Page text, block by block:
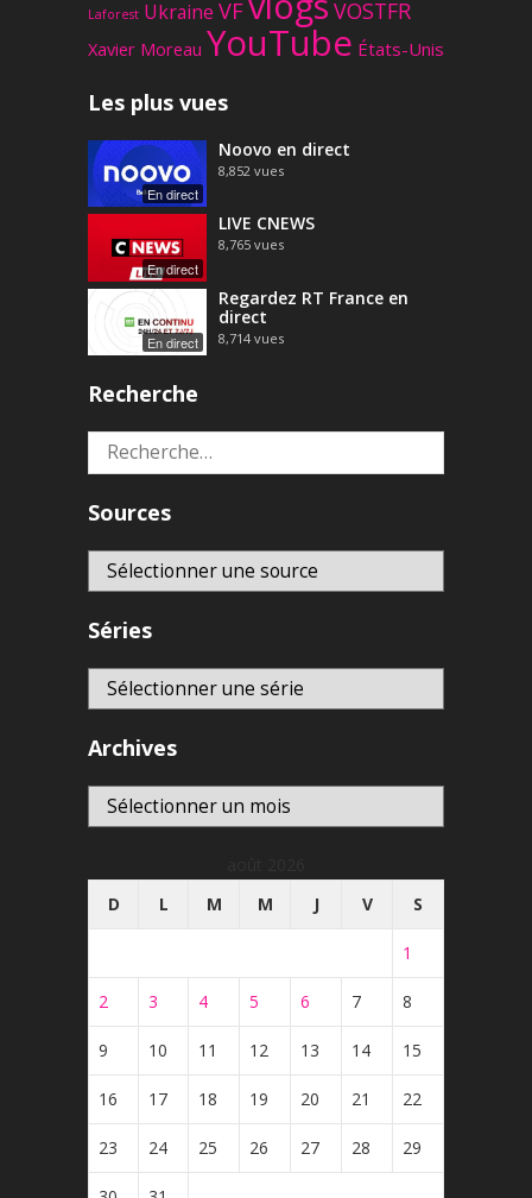
Laforest Ukraine VF VOSTFR
Xavier Moreau YouTube États-Unis
Les plus vues
En direct
Noovo en direct
8,852 vues
En direct
LIVE CNEWS
8,765 vues
En direct
Regardez RT France en
direct
8,714 vues
Recherche
Rechercher :
Sources
Séries
Archives
Archives
D
L M M J V S
1
2 3 4 5 6 7 8
9 10 11 12 13 14 15
16 17 18 19 20 21 22
23 24 25 26 27 28 29